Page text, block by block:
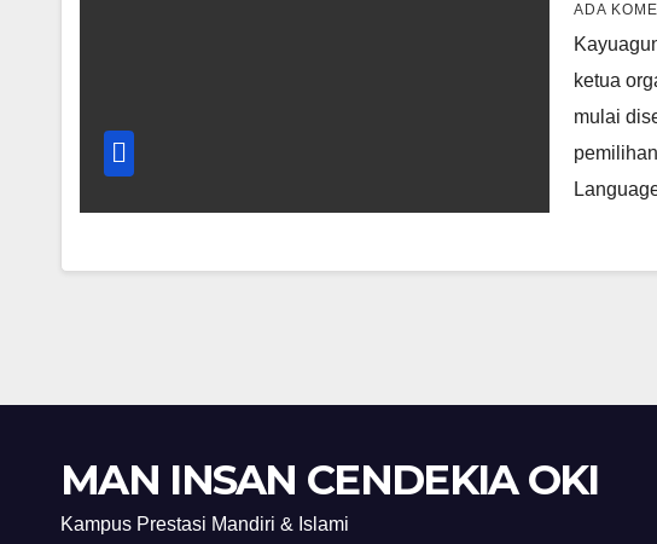
ADA
ketua
mulai
MAN INSAN CENDEKIA OKI
Kampus Prestasi Mandiri & Islami